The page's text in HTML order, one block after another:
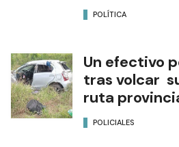
POLÍTICA
Un efectivo
tras volcar
ruta
POLICIALES